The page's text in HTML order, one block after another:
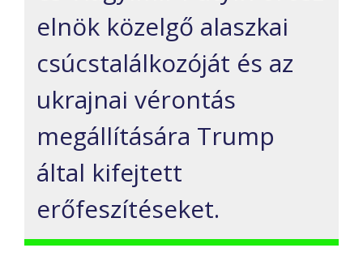
elnök közelgő alaszkai
csúcstalálkozóját és az
ukrajnai vérontás
megállítására Trump
által kifejtett
erőfeszítéseket.